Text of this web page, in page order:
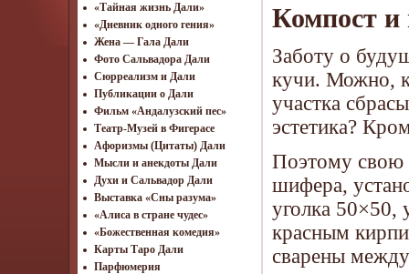
«Тайная жизнь Дали»
«Дневник одного гения»
Жена — Гала Дали
Фото Сальвадора Дали
Cюрреализм и Дали
Публикации о Дали
Фильм «Андалузский пес»
Театр-Музей в Фигерасе
Афоризмы (Цитаты) Дали
Мысли и анекдоты Дали
Духи и Сальвадор Дали
Выставка «Сны разума»
«Алиса в стране чудес»
«Божественная комедия»
Карты Таро Дали
Парфюмерия
Компост
Заботу о
кучи. Можно,
участка
эстетика?
Поэтому свою
шифера,
уголка 50×50,
красным
сварены